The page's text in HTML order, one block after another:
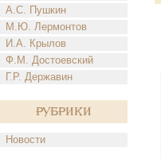
А.С. Пушкин
М.Ю. Лермонтов
И.А. Крылов
Ф.М. Достоевский
Г.Р. Державин
Рубрики
Новости